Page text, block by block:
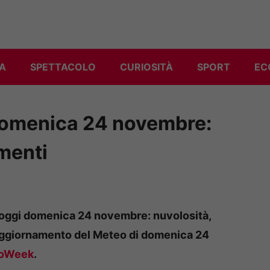
SPETTACOLO CURIOSITÀ SPORT
24 novembre:
domenica 24 novembre: nuvolosità,
del Meteo di domenica 24
.